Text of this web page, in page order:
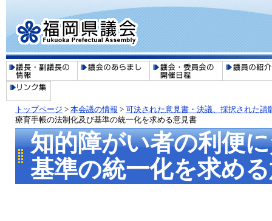
トップページ > 本会議の情報 > 可決された意見書・決議、採択された請
療育手帳の法制化及び基準の統一化を求める意見書
知的障がい者の利便
基準の統一化を求め